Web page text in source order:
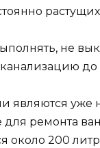
не
до
являются
ремонта
200